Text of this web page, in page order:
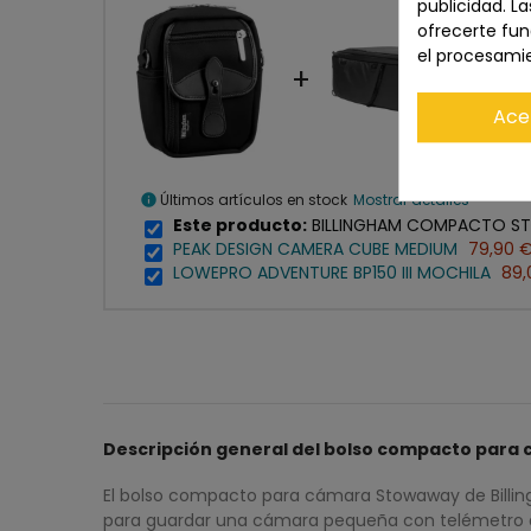
+
info Últimos artículos en stock Mostrar detalles
Este producto: BILLINGHAM COMPACTO
PEAK DESIGN CAMERA CUBE MEDIUM 79,90 €
LOWEPRO ADVENTURE BP150 III MOCHILA
Descripción general del bolso compacto para
El bolso compacto para cámara Stowaway de
para guardar una cámara pequeña con telémetro
publicidad.
ofrecerte
el